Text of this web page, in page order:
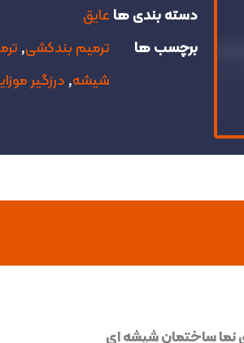
دسته بندی ها عایق
برچسب ها
ترمیم بندکشی,
شیشه,درزگیر
نما ساختمان شیشه ای